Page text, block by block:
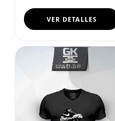
VER DETALLES